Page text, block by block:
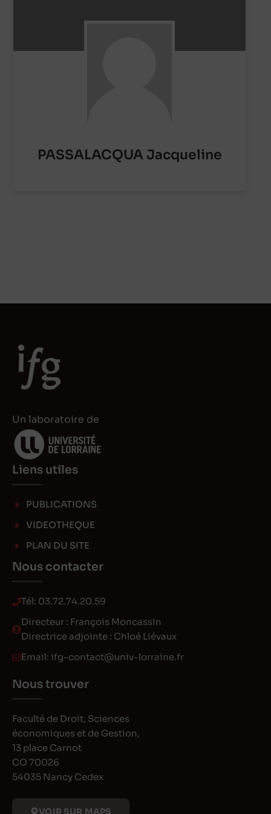
PASSALACQUA Jacqueline
Un laboratoire de
Liens utiles
PUBLICATIONS
VIDEOTHEQUE
PLAN DU SITE
Nous contacter
Tél: 03.72.74.20.59
Directeur : François Moncassin
Directrice adjointe : Chloé Liévaux
Email: ifg-contact@univ-lorraine.fr
Nous trouver
Faculté de Droit, Sciences
économiques et de Gestion,
13 place Carnot
CO 70026
54035 Nancy Cedex
VOIR SUR MAPS